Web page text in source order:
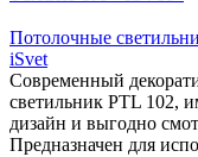
Потолочные
iSvet
Современный
светильник PTL 102,
дизайн и выгодно
Предназначен для